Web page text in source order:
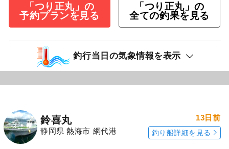
「つり正丸」の
予約プランを見る
「つり正丸」の
全ての釣果を見る
釣行当日の気象情報を表示
鈴喜丸
静岡県 熱海市 網代港
13日前
釣り船詳細を見る